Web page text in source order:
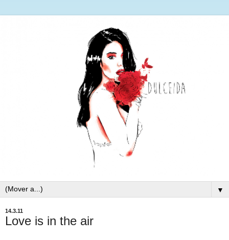
▼
14.3.11
Love is in the air